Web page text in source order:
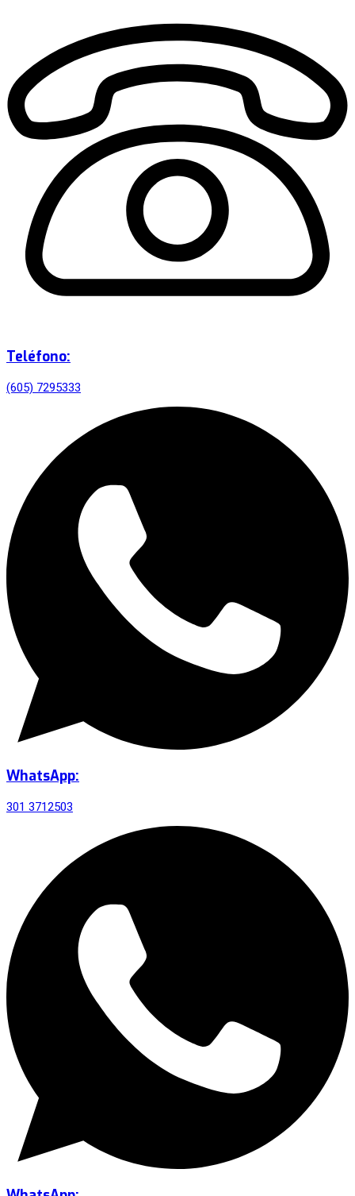
Teléfono:
(605) 7295333
WhatsApp:
301 3712503